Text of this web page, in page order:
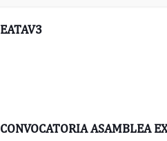
EATAV3
CONVOCATORIA ASAMBLEA